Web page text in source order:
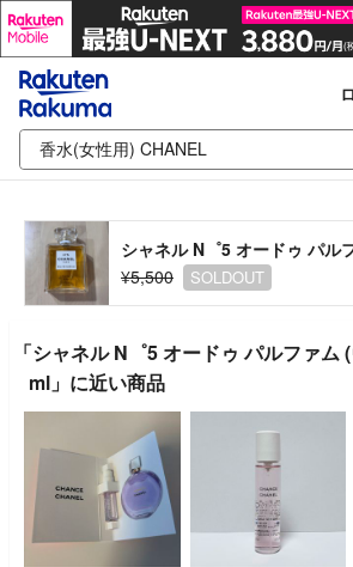
¥5,500
SOLDOUT
「シャネル N゜5 オードゥ パルファム
ml」に近い商品